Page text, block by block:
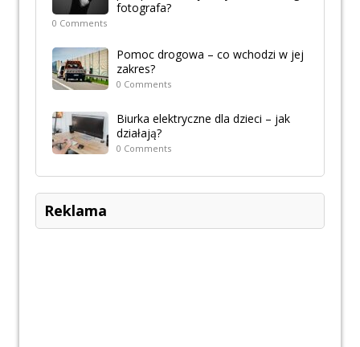
fotografa?
0 Comments
Pomoc drogowa – co wchodzi w jej
zakres?
0 Comments
Biurka elektryczne dla dzieci – jak
działają?
0 Comments
Reklama